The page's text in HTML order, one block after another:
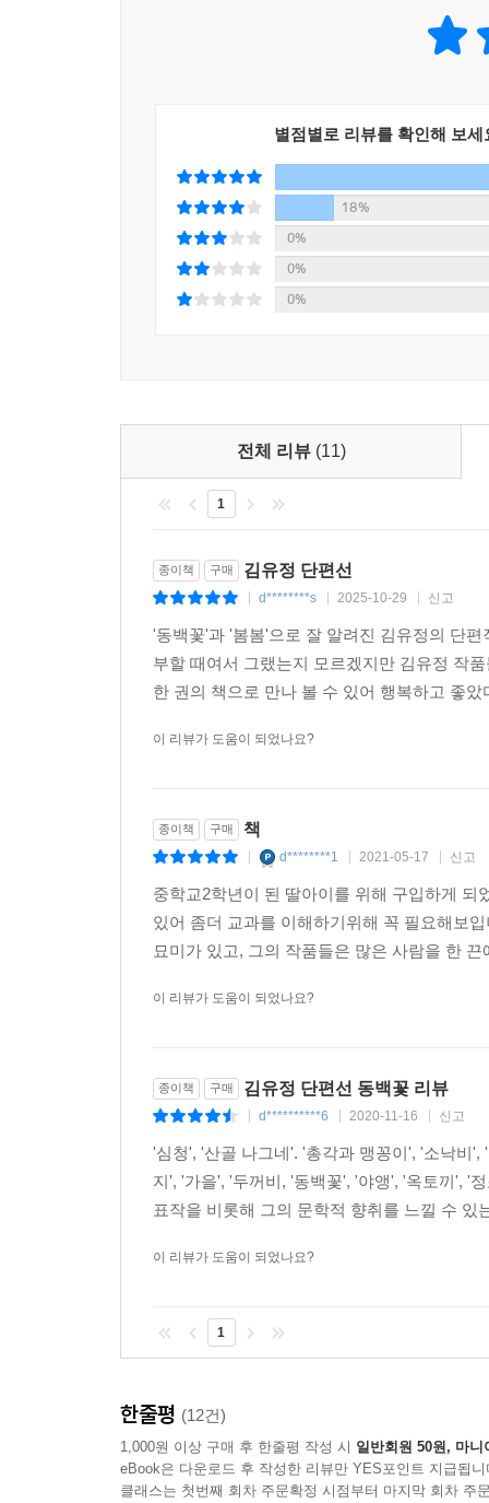
별점별로 리뷰를 확인해 보세
18%
0%
0%
0%
전체 리뷰 (11)
1
종이책 구매 김유정 단편선
d********s 2025-10-29 신고
'동백꽃'과 '봄봄'으로 잘 알려진 김유정의 단
부할 때여서 그랬는지 모르겠지만 김유정 작
한 권의 책으로 만나 볼 수 있어 행복하고 좋
이 리뷰가 도움이 되었나요?
종이책 구매 책
d********1 2021-05-17 신고
중학교2학년이 된 딸아이를 위해 구입하게
있어 좀더 교과를 이해하기위해 꼭 필요해보
묘미가 있고, 그의 작품들은 많은 사람을 한
이 리뷰가 도움이 되었나요?
종이책 구매 김유정 단편선 동백꽃 리뷰
d**********6 2020-11-16 신고
'심청', '산골 나그네'. '총각과 맹꽁이', '소낙비
지', '가을', '두꺼비, '동백꽃', '야앵', '옥토끼', '
표작을 비롯해 그의 문학적 향취를 느낄 수 있
이 리뷰가 도움이 되었나요?
1
한줄평 (12건)
1,000원 이상 구매 후 한줄평 작성 시 일반회원 50원, 마니
eBook은 다운로드 후 작성한 리뷰만 YES포인트 지급됩니
클래스는 첫번째 회차 주문확정 시점부터 마지막 회차 주